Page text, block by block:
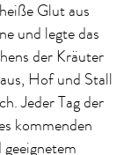
Glut aus
und legte das
der Kräuter
Hof und Stall
Jeder Tag der
kommenden